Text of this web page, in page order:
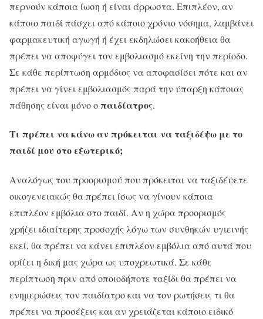
περνούν κάποια ίωση ή είναι άρρωστα. Επιπλέον, αν
κάποιο παιδί πάσχει από κάποιο χρόνιο νόσημα, λαμβάνει
φαρμακευτική αγωγή ή έχει εκδηλώσει κακοήθεια θα
πρέπει να αποφύγει τον εμβολιασμό εκείνη την περίοδο.
Σε κάθε περίπτωση αρμόδιος να αποφασίσει πότε και αν
πρέπει να γίνει εμβολιασμός παρά την ύπαρξη κάποιας
πάθησης είναι μόνο ο παιδίατρος.
Τι πρέπει να κάνω αν πρόκειται να ταξιδέψω με το
παιδί μου στο εξωτερικό;
Αναλόγως του προορισμού που πρόκειται να ταξιδέψετε
οικογενειακώς θα πρέπει ίσως να γίνουν κάποια
επιπλέον εμβόλια στο παιδί. Αν η χώρα προορισμός
χρήζει ιδιαίτερης προσοχής λόγω των συνθηκών υγιεινής
εκεί, θα πρέπει να κάνει επιπλέον εμβόλια από αυτά που
ορίζει η δική μας χώρα ως υποχρεωτικά. Σε κάθε
περίπτωση πριν από οποιοδήποτε ταξίδι θα πρέπει να
ενημερώσεις τον παιδίατρο και να τον ρωτήσεις τι θα
πρέπει να προσέξεις και αν χρειάζεται κάποιο ειδικό